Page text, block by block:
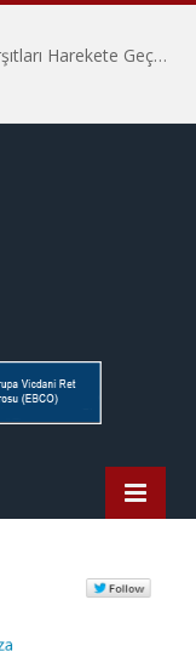
Hiroşima’nın 81. Yılında İtalyan Savaş Karşıtları Harekete Geçti: “Hatırlamak yeterli değil”